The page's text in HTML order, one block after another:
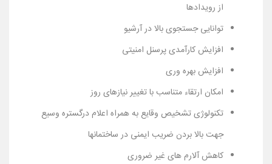
از رویدادها
توانایی جستجوی بالا در آرشیو
افزایش کارآمدی پرسنل امنیتی
افزایش بهره وری
امکان ارتقاء متناسب با تغییر نیازهای روز
تکنولوژی تشخیص وقایع به همراه اعلام درگستره وسیع
جهت بالا بردن ضریب ایمنی در ساختمانها
کاهش آلارم های غیر ضروری